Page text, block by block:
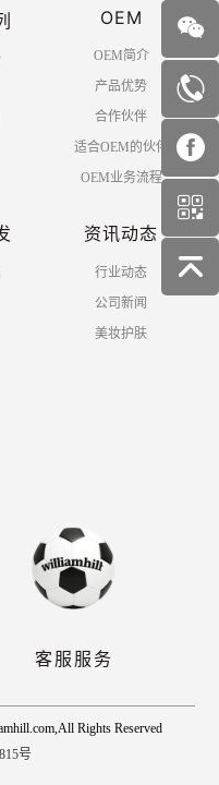
OEM
OEM简介
产品优势
合作伙伴
适合OEM的伙伴
OEM业务流程
资讯动态
行业动态
公司新闻
美妆护肤
客服服务
Rights Reserved
号